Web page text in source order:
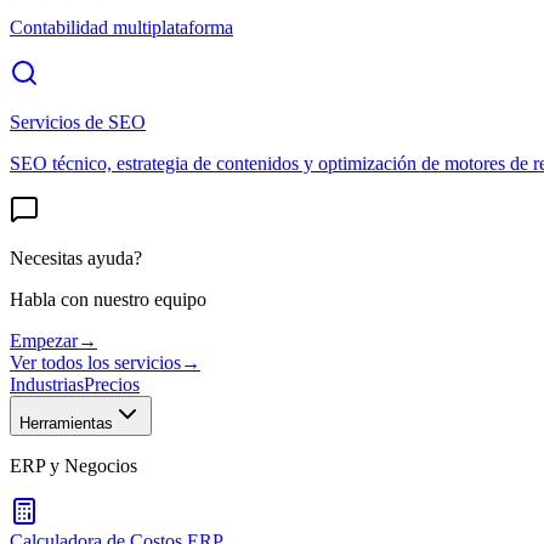
Contabilidad multiplataforma
Servicios de SEO
SEO técnico, estrategia de contenidos y optimización de motores de
Necesitas ayuda?
Habla con nuestro equipo
Empezar→
Ver todos los servicios→
IndustriasPrecios
Herramientas
ERP y Negocios